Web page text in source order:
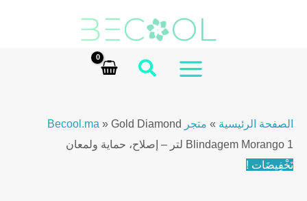
MAIN
الصفحة الرئيسية » متجر Becool.ma » Gold Diamond
Blindagem Morango 1 لتر – إصلاح، حماية ولمعان
تَخْفِيضَات !